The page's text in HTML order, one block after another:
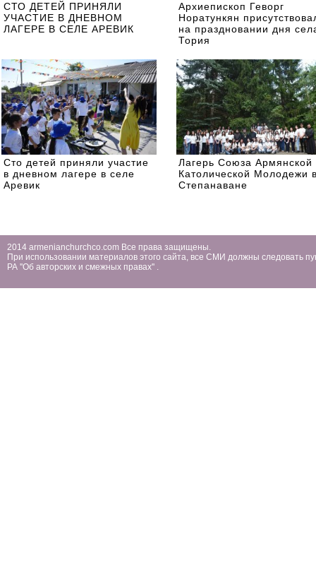
СТО ДЕТЕЙ ПРИНЯЛИ
УЧАСТИЕ В ДНЕВНОМ
ЛАГЕРЕ В СЕЛЕ АРЕВИК
Архиепископ Геворг
Норатункян
на праздновании дня
Тория
Сто детей приняли участие
в дневном лагере в селе
Аревик
Лагерь Союза Армянской
Католической Молодежи
Степанаване
2014 armenianchurchco.com Все права защищены.
При использовании материалов этого сайта, все СМИ должны следовать
РА ''Об авторских и смежных правах'' .